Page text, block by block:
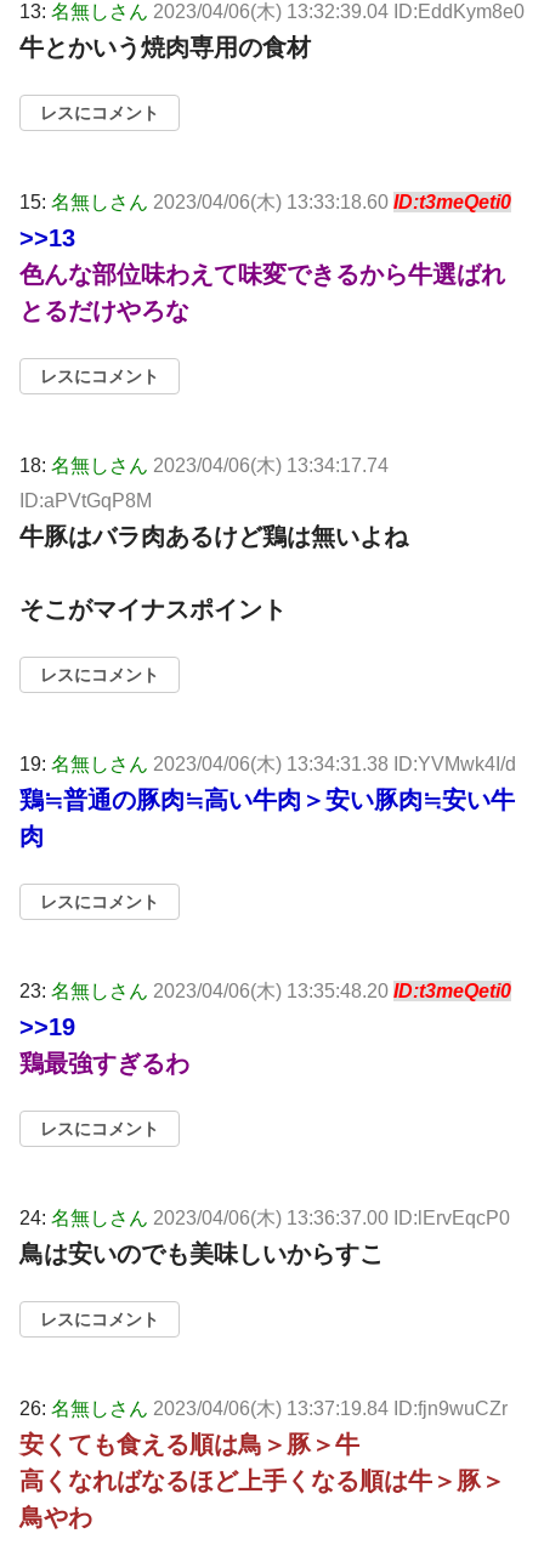
13: 名無しさん 2023/04/06(木) 13:32:39.04 ID:EddKym8e0
牛とかいう焼肉専用の食材
レスにコメント
15: 名無しさん 2023/04/06(木) 13:33:18.60 ID:t3meQeti0
>>13
色んな部位味わえて味変できるから牛選ばれ
とるだけやろな
レスにコメント
18: 名無しさん 2023/04/06(木) 13:34:17.74
ID:aPVtGqP8M
牛豚はバラ肉あるけど鶏は無いよね
そこがマイナスポイント
レスにコメント
19: 名無しさん 2023/04/06(木) 13:34:31.38 ID:YVMwk4I/d
鶏≒普通の豚肉≒高い牛肉＞安い豚肉≒安い牛
肉
レスにコメント
23: 名無しさん 2023/04/06(木) 13:35:48.20 ID:t3meQeti0
>>19
鶏最強すぎるわ
レスにコメント
24: 名無しさん 2023/04/06(木) 13:36:37.00 ID:lErvEqcP0
鳥は安いのでも美味しいからすこ
レスにコメント
26: 名無しさん 2023/04/06(木) 13:37:19.84 ID:fjn9wuCZr
安くても食える順は鳥＞豚＞牛
高くなればなるほど上手くなる順は牛＞豚＞
鳥やわ